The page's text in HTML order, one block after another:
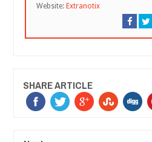
Website: Extranotix
SHARE ARTICLE